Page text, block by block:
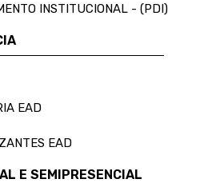
INSTITUCIONAL - (PDI)
EAD
EAD
E SEMIPRESENCIAL